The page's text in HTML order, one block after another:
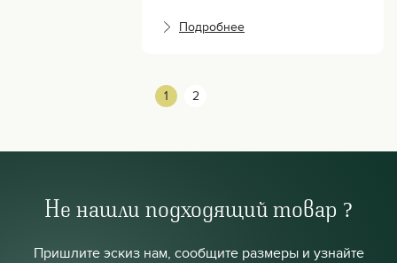
Подробнее
1 2
Не нашли подходящий товар ?
Пришлите эскиз нам, сообщите размеры и узнайте